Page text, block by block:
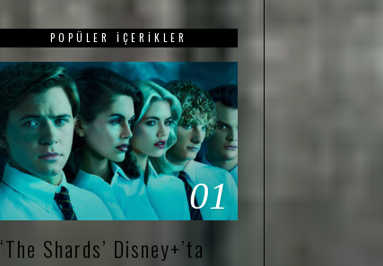
POPÜLER İÇERIKLER
01
‘The Shards’ Disney+’ta